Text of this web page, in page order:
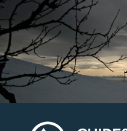
Aller au contenu principal